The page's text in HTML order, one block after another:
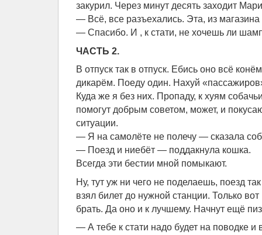
закурил. Через минут десять заходит
— Всё, все разъехались. Эта, из
— Спасибо. И , к стати, не хочешь ли
ЧАСТЬ 2.
В отпуск так в отпуск. Ебись оно всё
дикарём. Поеду один. Нахуй
Куда же я без них. Пропаду, к хуям
помогут добрым советом, может, и
ситуации.
— Я на самолёте не полечу — сказала
— Поезд и ниебёт — поддакнула кошка.
Всегда эти бестии мной помыкают.
Ну, тут уж ни чего не поделаешь, поезд
взял билет до нужной станции. Только
брать. Да оно и к лучшему. Начнут ещё
— А тебе к стати надо будет на поводке